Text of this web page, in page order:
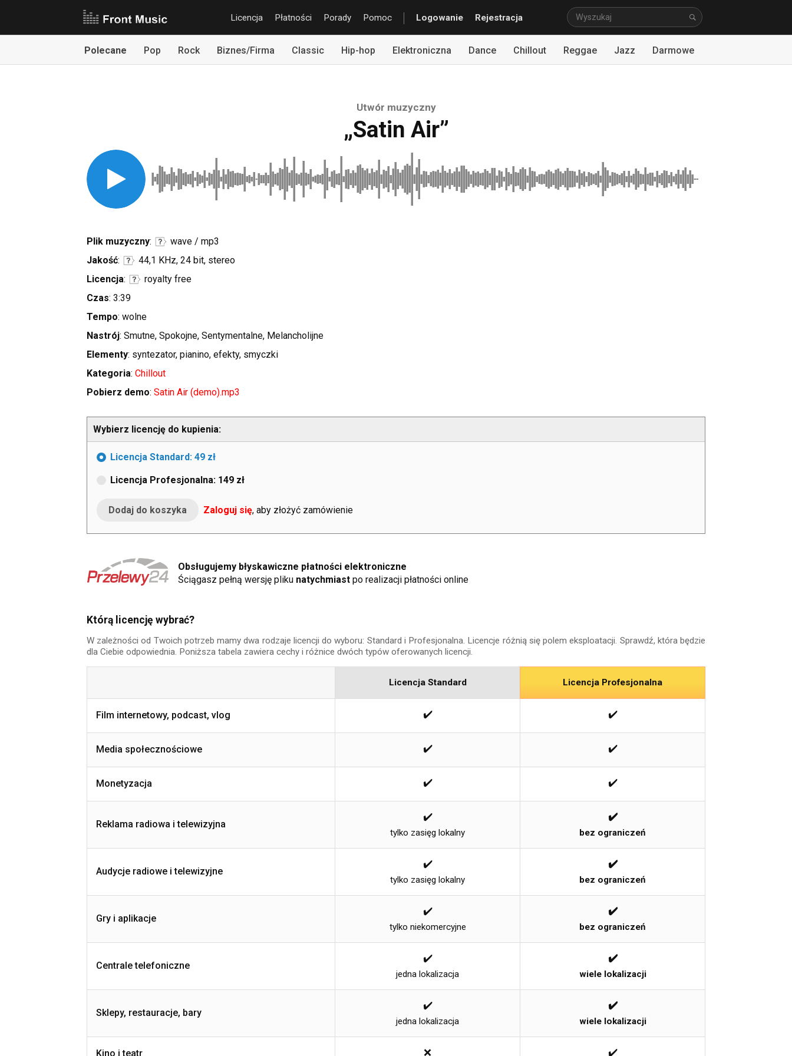
Rejestracja
Logowanie
Pomoc
Porady
Płatności
Licencja
Polecane Pop Rock Biznes/Firma Classic Hip-hop Elektroniczna Dance Chillout Reggae Jazz Darmowe
Utwór muzyczny
„Satin Air”
Plik muzyczny:
wave / mp3
Jakość:
44,1 KHz, 24 bit, stereo
Licencja:
royalty free
Czas: 3:39
Tempo: wolne
Nastrój: Smutne, Spokojne, Sentymentalne, Melancholijne
Elementy: syntezator, pianino, efekty, smyczki
Kategoria: Chillout
Pobierz demo: Satin Air (demo).mp3
Wybierz licencję do kupienia:
Licencja Standard: 49 zł
Licencja Profesjonalna: 149 zł
Zaloguj się, aby złożyć zamówienie
Obsługujemy błyskawiczne płatności elektroniczne
Ściągasz pełną wersję pliku natychmiast po realizacji płatności online
Którą licencję wybrać?
W zależności od Twoich potrzeb mamy dwa rodzaje licencji do wyboru: Standard i Profesjonalna. Licencje różnią się polem eksploatacji. Sprawdź, która będzie
dla Ciebie odpowiednia. Poniższa tabela zawiera cechy i różnice dwóch typów oferowanych licencji.
Licencja Standard Licencja Profesjonalna
Film internetowy, podcast, vlog ✔️ ✔️
Media społecznościowe ✔️ ✔️
Monetyzacja ✔️ ✔️
Reklama radiowa i telewizyjna
✔️
tylko zasięg lokalny
✔️
bez ograniczeń
Audycje radiowe i telewizyjne
✔️
tylko zasięg lokalny
✔️
bez ograniczeń
Gry i aplikacje
✔️
tylko niekomercyjne
✔️
bez ograniczeń
Centrale telefoniczne
✔️
jedna lokalizacja
✔️
wiele lokalizacji
Sklepy, restauracje, bary
✔️
jedna lokalizacja
✔️
wiele lokalizacji
Kino i teatr ❌ ✔️